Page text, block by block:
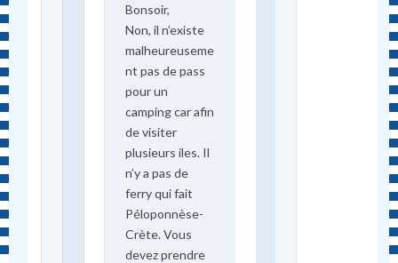
Bonsoir,
Non, il n’existe
malheureuseme
nt pas de pass
pour un
camping car afin
de visiter
plusieurs iles. Il
n’y a pas de
ferry qui fait
Péloponnèse-
Crète. Vous
devez prendre